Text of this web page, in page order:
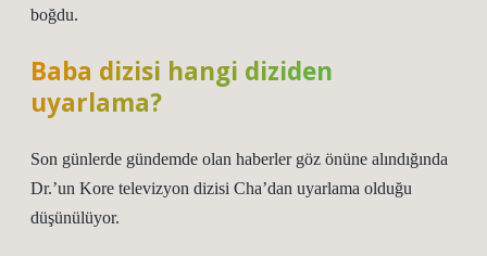
boğdu.
Baba dizisi hangi diziden
uyarlama?
Son günlerde gündemde olan haberler göz önüne alındığında
Dr.’un Kore televizyon dizisi Cha’dan uyarlama olduğu
düşünülüyor.